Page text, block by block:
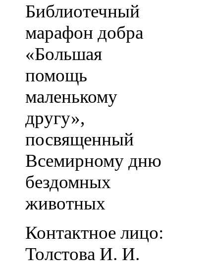
Библиотечный
марафон добра
«Большая
помощь
маленькому
другу»,
посвященный
Всемирному дню
бездомных
животных
Контактное лицо:
Толстова И. И.